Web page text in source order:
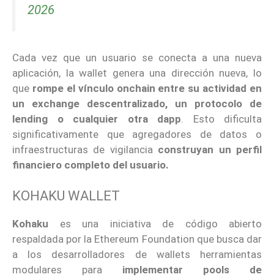
2026
Cada vez que un usuario se conecta a una nueva
aplicación, la wallet genera una dirección nueva, lo
que rompe el vínculo onchain entre su actividad en
un exchange descentralizado, un protocolo de
lending o cualquier otra dapp . Esto dificulta
significativamente que agregadores de datos o
infraestructuras de vigilancia construyan un perfil
financiero completo del usuario.
KOHAKU WALLET
Kohaku es una iniciativa de código abierto
respaldada por la Ethereum Foundation que busca dar
a los desarrolladores de wallets herramientas
modulares para implementar pools de